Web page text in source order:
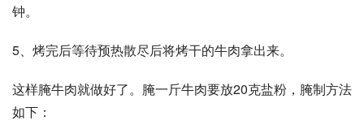
钟。
5、烤完后等待预热散尽后将烤干的牛肉拿出来。
这样腌牛肉就做好了。腌一斤牛肉要放20克盐粉，腌制方法
如下：